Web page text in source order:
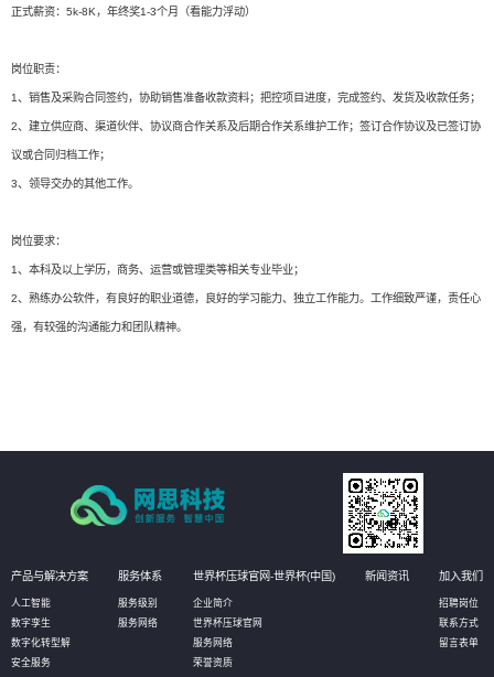
正式薪资：5k-8K，年终奖1-3个月（看能力浮动）
岗位职责：
1、销售及采购合同签约，协助销售准备收款资料；把控项目进度，完成签约、发货及收款任务；
2、建立供应商、渠道伙伴、协议商合作关系及后期合作关系维护工作；签订合作协议及已签订协
议或合同归档工作；
3、领导交办的其他工作。
岗位要求：
1、本科及以上学历，商务、运营或管理类等相关专业毕业；
2、熟练办公软件，有良好的职业道德，良好的学习能力、独立工作能力。工作细致严谨，责任心
强，有较强的沟通能力和团队精神。
产品与解决方案
人工智能
数字孪生
数字化转型解
安全服务
服务体系
服务级别
服务网络
世界杯压球官网-世界杯(中国)
企业简介
世界杯压球官网
服务网络
荣誉资质
新闻资讯 加入我们
招聘岗位
联系方式
留言表单